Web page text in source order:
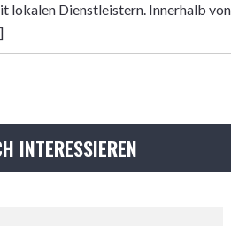
lokalen Dienstleistern. Innerhalb von
INTERESSIEREN